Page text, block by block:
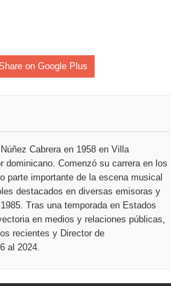
on Google Plus
Cabrera en 1958 en Villa
Comenzó su carrera en los
parte importante de la escena musical
destacados en diversas emisoras y
Tras una temporada en Estados
en medios y relaciones públicas,
recientes y Director de
al 2024.